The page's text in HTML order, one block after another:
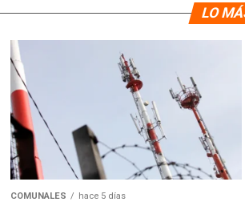
LO
COMUNALES hace 5 días